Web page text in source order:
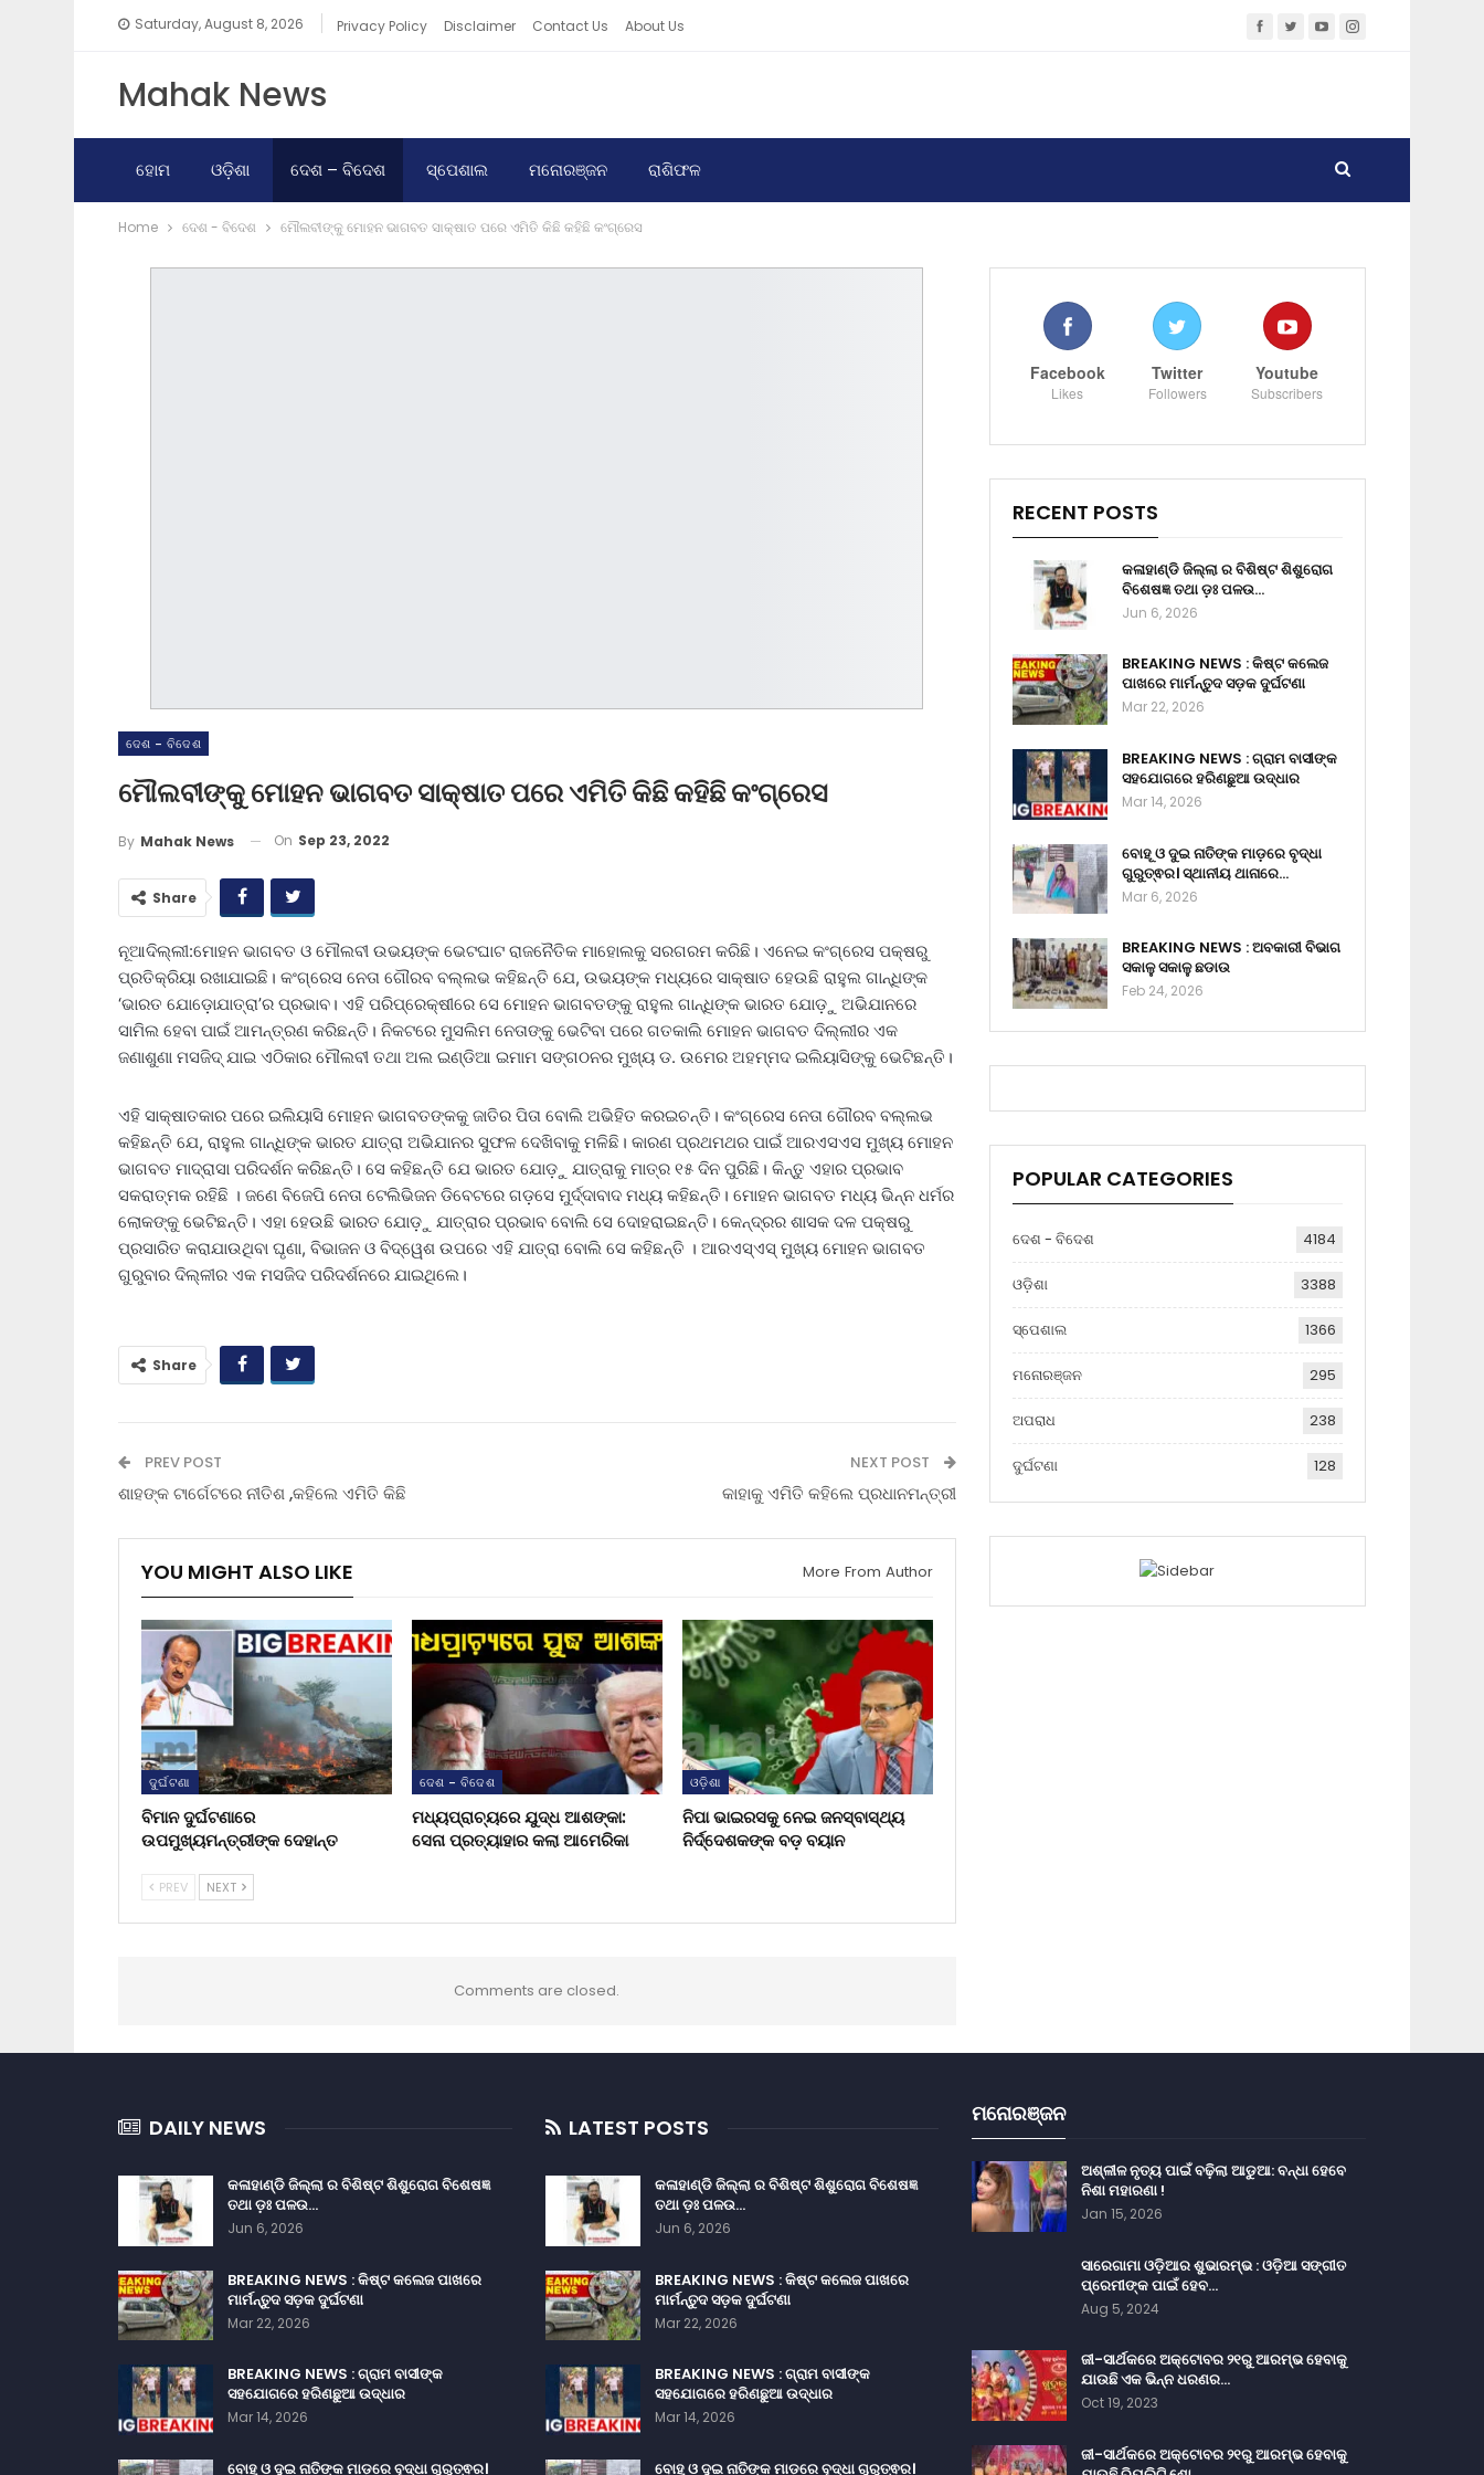
Saturday, August 8, 2026 Privacy Policy Disclaimer Contact Us About Us
Mahak News
ହୋମ ଓଡ଼ିଶା ଦେଶ – ବିଦେଶ ସ୍ପେଶାଲ ମନୋରଞ୍ଜନ ରାଶିଫଳ
Home ଦେଶ - ବିଦେଶ ମୌଲବୀଙ୍କୁ ମୋହନ ଭାଗବତ ସାକ୍ଷାତ ପରେ ଏମିତି କିଛି କହିଛି କଂଗ୍ରେସ
ଦେଶ - ବିଦେଶ
ମୌଲବୀଙ୍କୁ ମୋହନ ଭାଗବତ ସାକ୍ଷାତ ପରେ ଏମିତି କିଛି କହିଛି କଂଗ୍ରେସ
By Mahak News On Sep 23, 2022
Share
ନୂଆଦିଲ୍ଲୀ:ମୋହନ ଭାଗବତ ଓ ମୌଲବୀ ଉଭୟଙ୍କ ଭେଟଘାଟ ରାଜନୈତିକ ମାହୋଲକୁ ସରଗରମ କରିଛି। ଏନେଇ କଂଗ୍ରେସ ପକ୍ଷରୁ
ପ୍ରତିକ୍ରିୟା ରଖାଯାଇଛି। କଂଗ୍ରେସ ନେତା ଗୌରବ ବଲ୍ଲଭ କହିଛନ୍ତି ଯେ, ଉଭୟଙ୍କ ମଧ୍ୟରେ ସାକ୍ଷାତ ହେଉଛି ରାହୁଲ ଗାନ୍ଧିଙ୍କ
‘ଭାରତ ଯୋଡ଼ୋଯାତ୍ରା’ର ପ୍ରଭାବ। ଏହି ପରିପ୍ରେକ୍ଷୀରେ ସେ ମୋହନ ଭାଗବତଙ୍କୁ ରାହୁଲ ଗାନ୍ଧିଙ୍କ ଭାରତ ଯୋଡ଼ୁ ଅଭିଯାନରେ
ସାମିଲ ହେବା ପାଇଁ ଆମନ୍ତ୍ରଣ କରିଛନ୍ତି। ନିକଟରେ ମୁସଲିମ ନେତାଙ୍କୁ ଭେଟିବା ପରେ ଗତକାଲି ମୋହନ ଭାଗବତ ଦିଲ୍ଲୀର ଏକ
ଜଣାଶୁଣା ମସଜିଦ୍‌ ଯାଇ ଏଠିକାର ମୌଲବୀ ତଥା ଅଲ ଇଣ୍ଡିଆ ଇମାମ ସଙ୍ଗଠନର ମୁଖ୍ୟ ଡ. ଉମେର ଅହମ୍ମଦ ଇଲିୟାସିଙ୍କୁ ଭେଟିଛନ୍ତି।
ଏହି ସାକ୍ଷାତକାର ପରେ ଇଲିୟାସି ମୋହନ ଭାଗବତଙ୍କକୁ ଜାତିର ପିତା ବୋଲି ଅଭିହିତ କରଇଚନ୍ତି। କଂଗ୍ରେସ ନେତା ଗୌରବ ବଲ୍ଲଭ
କହିଛନ୍ତି ଯେ, ରାହୁଲ ଗାନ୍ଧିଙ୍କ ଭାରତ ଯାତ୍ରା ଅଭିଯାନର ସୁଫଳ ଦେଖିବାକୁ ମଳିଛି। କାରଣ ପ୍ରଥମଥର ପାଇଁ ଆରଏସଏସ ମୁଖ୍ୟ ମୋହନ
ଭାଗବତ ମାଦ୍ରାସା ପରିଦର୍ଶନ କରିଛନ୍ତି। ସେ କହିଛନ୍ତି ଯେ ଭାରତ ଯୋଡ଼ୁ ଯାତ୍ରାକୁ ମାତ୍ର ୧୫ ଦିନ ପୁରିଛି। କିନ୍ତୁ ଏହାର ପ୍ରଭାବ
ସକରାତ୍ମକ ରହିଛି । ଜଣେ ବିଜେପି ନେତା ଟେଲିଭିଜନ ଡିବେଟରେ ଗଡ଼ସେ ମୁର୍ଦ୍ଦାବାଦ ମଧ୍ୟ କହିଛନ୍ତି। ମୋହନ ଭାଗବତ ମଧ୍ୟ ଭିନ୍ନ ଧର୍ମର
ଲୋକଙ୍କୁ ଭେଟିଛନ୍ତି। ଏହା ହେଉଛି ଭାରତ ଯୋଡ଼ୁ ଯାତ୍ରାର ପ୍ରଭାବ ବୋଲି ସେ ଦୋହରାଇଛନ୍ତି। କେନ୍ଦ୍ରର ଶାସକ ଦଳ ପକ୍ଷରୁ
ପ୍ରସାରିତ କରାଯାଉଥିବା ଘୃଣା, ବିଭାଜନ ଓ ବିଦ୍ୱେଶ ଉପରେ ଏହି ଯାତ୍ରା ବୋଲି ସେ କହିଛନ୍ତି । ଆରଏସ୍‌ଏସ୍ ମୁଖ୍ୟ ମୋହନ ଭାଗବତ
ଗୁରୁବାର ଦିଲ୍ଳୀର ଏକ ମସଜିଦ ପରିଦର୍ଶନରେ ଯାଇଥିଲେ।
Share
PREV POST
ଶାହଙ୍କ ଟାର୍ଗେଟରେ ନୀତିଶ ,କହିଲେ ଏମିତି କିଛି
NEXT POST
କାହାକୁ ଏମିତି କହିଲେ ପ୍ରଧାନମନ୍ତ୍ରୀ
YOU MIGHT ALSO LIKE More From Author
ଦୁର୍ଘଟଣା
ବିମାନ ଦୁର୍ଘଟଣାରେ
ଉପମୁଖ୍ୟମନ୍ତ୍ରୀଙ୍କ ଦେହାନ୍ତ
ଦେଶ - ବିଦେଶ
ମଧ୍ୟପ୍ରାଚ୍ୟରେ ଯୁଦ୍ଧ ଆଶଙ୍କା:
ସେନା ପ୍ରତ୍ୟାହାର କଲା ଆମେରିକା
ଓଡ଼ିଶା
ନିପା ଭାଇରସକୁ ନେଇ ଜନସ୍ବାସ୍ଥ୍ୟ
ନିର୍ଦ୍ଦେଶକଙ୍କ ବଡ଼ ବୟାନ
PREV NEXT
Comments are closed.
Facebook
Likes
Twitter
Followers
Youtube
Subscribers
RECENT POSTS
କଳାହାଣ୍ଡି ଜିଲ୍ଲା ର ବିଶିଷ୍ଟ ଶିଶୁରୋଗ
ବିଶେଷଜ୍ଞ ତଥା ଡ଼ଃ ପଳଉ…
Jun 6, 2026
BREAKING NEWS : କିଷ୍ଟ କଲେଜ
ପାଖରେ ମାର୍ମନ୍ତୁଦ ସଡ଼କ ଦୁର୍ଘଟଣା
Mar 22, 2026
BREAKING NEWS : ଗ୍ରାମ ବାସୀଙ୍କ
ସହଯୋଗରେ ହରିଣଛୁଆ ଉଦ୍ଧାର
Mar 14, 2026
ବୋହୂ ଓ ଦୁଇ ନାତିଙ୍କ ମାଡ଼ରେ ବୃଦ୍ଧା
ଗୁରୁତ୍ଵର। ସ୍ଥାନୀୟ ଥାନାରେ…
Mar 6, 2026
BREAKING NEWS : ଅବକାରୀ ବିଭାଗ
ସକାଳୁ ସକାଳୁ ଛଡାଉ
Feb 24, 2026
POPULAR CATEGORIES
ଦେଶ - ବିଦେଶ 4184
ଓଡ଼ିଶା 3388
ସ୍ପେଶାଲ 1366
ମନୋରଞ୍ଜନ 295
ଅପରାଧ 238
ଦୁର୍ଘଟଣା 128
DAILY NEWS
କଳାହାଣ୍ଡି ଜିଲ୍ଲା ର ବିଶିଷ୍ଟ ଶିଶୁରୋଗ ବିଶେଷଜ୍ଞ
ତଥା ଡ଼ଃ ପଳଉ…
Jun 6, 2026
BREAKING NEWS : କିଷ୍ଟ କଲେଜ ପାଖରେ
ମାର୍ମନ୍ତୁଦ ସଡ଼କ ଦୁର୍ଘଟଣା
Mar 22, 2026
BREAKING NEWS : ଗ୍ରାମ ବାସୀଙ୍କ
ସହଯୋଗରେ ହରିଣଛୁଆ ଉଦ୍ଧାର
Mar 14, 2026
ବୋହୂ ଓ ଦୁଇ ନାତିଙ୍କ ମାଡ଼ରେ ବୃଦ୍ଧା ଗୁରୁତ୍ଵର।
LATEST POSTS
କଳାହାଣ୍ଡି ଜିଲ୍ଲା ର ବିଶିଷ୍ଟ ଶିଶୁରୋଗ ବିଶେଷଜ୍ଞ
ତଥା ଡ଼ଃ ପଳଉ…
Jun 6, 2026
BREAKING NEWS : କିଷ୍ଟ କଲେଜ ପାଖରେ
ମାର୍ମନ୍ତୁଦ ସଡ଼କ ଦୁର୍ଘଟଣା
Mar 22, 2026
BREAKING NEWS : ଗ୍ରାମ ବାସୀଙ୍କ
ସହଯୋଗରେ ହରିଣଛୁଆ ଉଦ୍ଧାର
Mar 14, 2026
ବୋହୂ ଓ ଦୁଇ ନାତିଙ୍କ ମାଡ଼ରେ ବୃଦ୍ଧା ଗୁରୁତ୍ଵର।
ମନୋରଞ୍ଜନ
ଅଶ୍ଳୀଳ ନୃତ୍ୟ ପାଇଁ ବଢ଼ିଲା ଆଡୁଆ: ବନ୍ଧା ହେବେ
ନିଶା ମହାରଣା !
Jan 15, 2026
ସାରେଗାମା ଓଡ଼ିଆର ଶୁଭାରମ୍ଭ : ଓଡ଼ିଆ ସଙ୍ଗୀତ
ପ୍ରେମୀଙ୍କ ପାଇଁ ହେବ…
Aug 5, 2024
ଜୀ-ସାର୍ଥକରେ ଅକ୍ଟୋବର ୨୧ରୁ ଆରମ୍ଭ ହେବାକୁ
ଯାଉଛି ଏକ ଭିନ୍ନ ଧରଣର…
Oct 19, 2023
ଜୀ-ସାର୍ଥକରେ ଅକ୍ଟୋବର ୨୧ରୁ ଆରମ୍ଭ ହେବାକୁ